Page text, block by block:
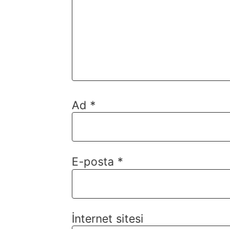
Ad *
E-posta *
İnternet sitesi